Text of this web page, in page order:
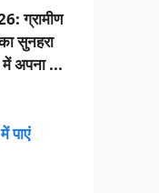
ग्रामीण
सुनहरा
में अपना ...
पाएं